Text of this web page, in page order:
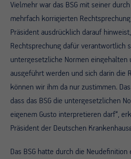
Vielmehr war das BSG mit seiner
mehrfach korrigierten
Präsident ausdrücklich darauf
Rechtsprechung dafür verantwortlich
untergesetzliche Normen eingehalten
ausgeführt werden und sich darin die
können wir ihm da nur zustimmen.
dass das BSG die untergesetzlichen
eigenem Gusto interpretieren darf“,
Präsident der Deutschen
Das BSG hatte durch die